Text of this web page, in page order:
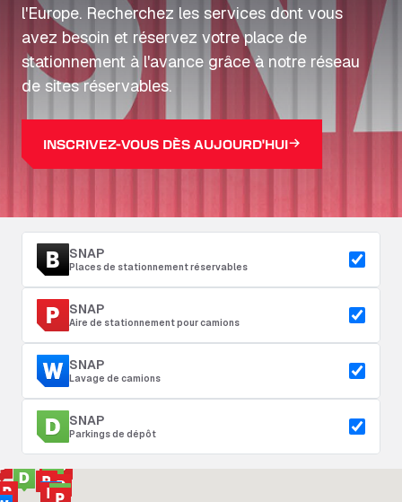
l'Europe. Recherchez les services dont vous
avez besoin et réservez votre place de
stationnement à l'avance grâce à notre réseau
de sites réservables.
INSCRIVEZ-VOUS DÈS AUJOURD'HUI
SNAP
Places de stationnement réservables
SNAP
Aire de stationnement pour camions
SNAP
Lavage de camions
SNAP
Parkings de dépôt